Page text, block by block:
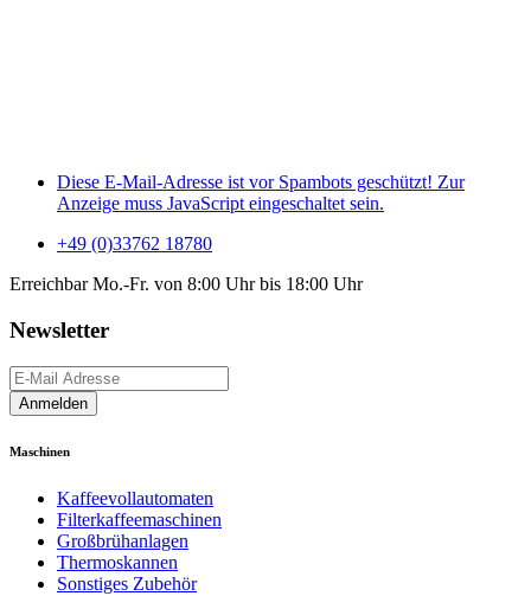
Diese E-Mail-Adresse ist vor Spambots geschützt! Zur
Anzeige muss JavaScript eingeschaltet sein.
+49 (0)33762 18780
Erreichbar Mo.-Fr. von 8:00 Uhr bis 18:00 Uhr
Newsletter
Anmelden
Maschinen
Kaffeevollautomaten
Filterkaffeemaschinen
Großbrühanlagen
Thermoskannen
Sonstiges Zubehör